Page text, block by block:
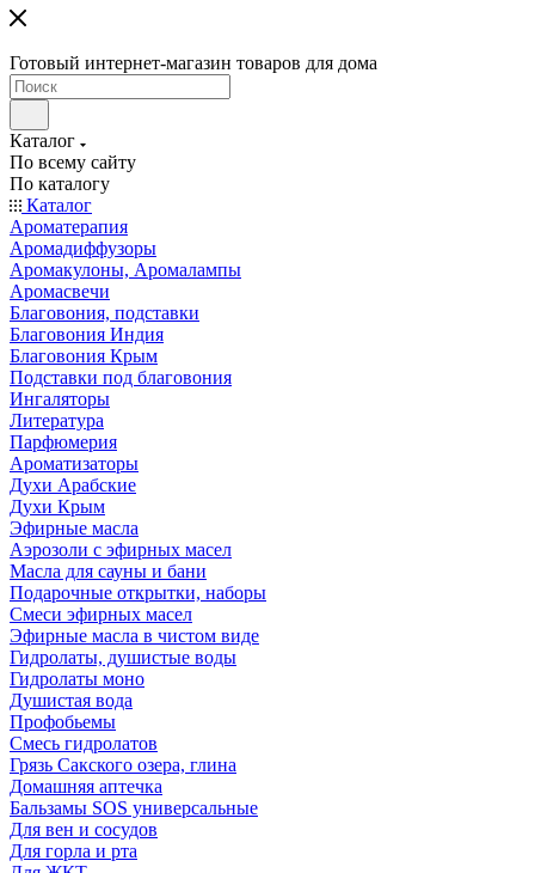
Готовый интернет-магазин товаров для дома
Каталог
По всему сайту
По каталогу
Каталог
Ароматерапия
Аромадиффузоры
Аромакулоны, Аромалампы
Аромасвечи
Благовония, подставки
Благовония Индия
Благовония Крым
Подставки под благовония
Ингаляторы
Литература
Парфюмерия
Ароматизаторы
Духи Арабские
Духи Крым
Эфирные масла
Аэрозоли с эфирных масел
Масла для сауны и бани
Подарочные открытки, наборы
Смеси эфирных масел
Эфирные масла в чистом виде
Гидролаты, душистые воды
Гидролаты моно
Душистая вода
Профобьемы
Смесь гидролатов
Грязь Сакского озера, глина
Домашняя аптечка
Бальзамы SOS универсальные
Для вен и сосудов
Для горла и рта